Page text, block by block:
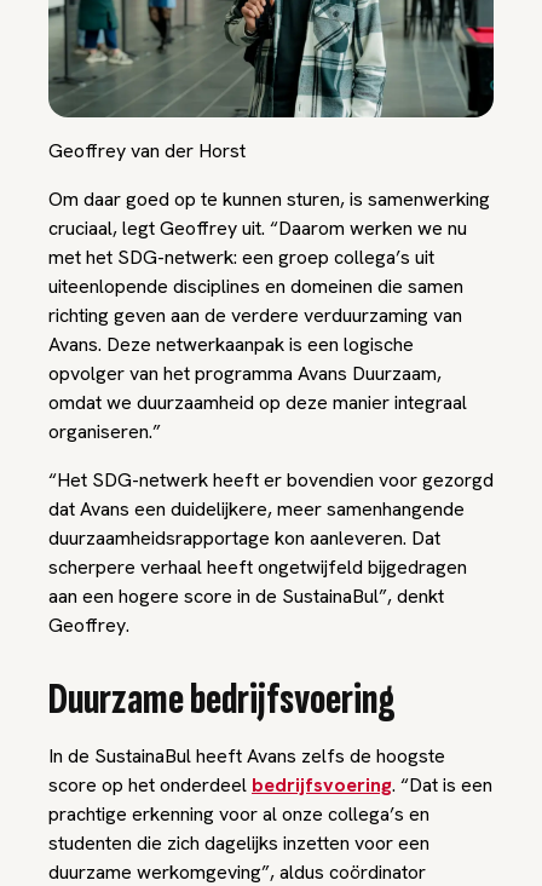
Geoffrey van der Horst
Om daar goed op te kunnen sturen, is samenwerking
cruciaal, legt Geoffrey uit. “Daarom werken we nu
met het SDG-netwerk: een groep collega’s uit
uiteenlopende disciplines en domeinen die samen
richting geven aan de verdere verduurzaming van
Avans. Deze netwerkaanpak is een logische
opvolger van het programma Avans Duurzaam,
omdat we duurzaamheid op deze manier integraal
organiseren.”
“Het SDG-netwerk heeft er bovendien voor gezorgd
dat Avans een duidelijkere, meer samenhangende
duurzaamheidsrapportage kon aanleveren. Dat
scherpere verhaal heeft ongetwijfeld bijgedragen
aan een hogere score in de SustainaBul”, denkt
Geoffrey.
Duurzame bedrijfsvoering
In de SustainaBul heeft Avans zelfs de hoogste
score op het onderdeel bedrijfsvoering. “Dat is een
prachtige erkenning voor al onze collega’s en
studenten die zich dagelijks inzetten voor een
duurzame werkomgeving”, aldus coördinator